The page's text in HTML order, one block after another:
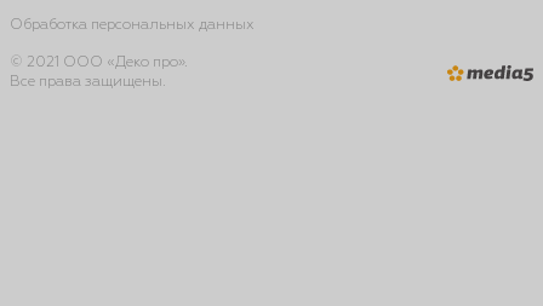
Обработка персональных данных
© 2021 ООО «Деко про».
Все права защищены.